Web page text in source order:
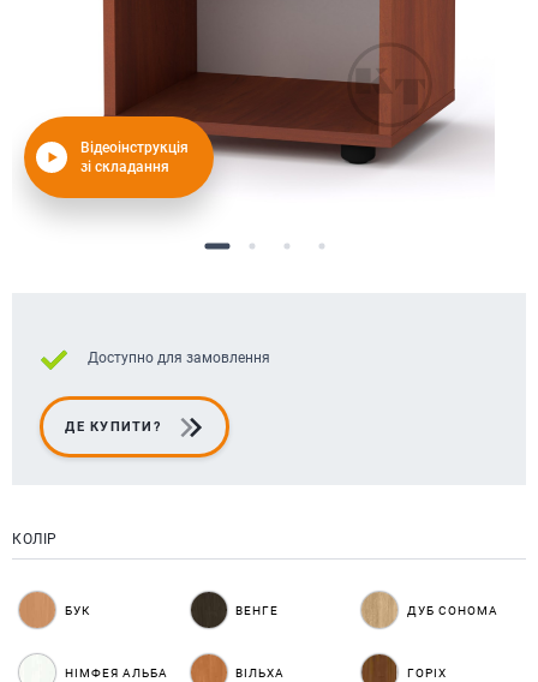
Відеоінструкція
зі складання
Доступно для замовлення
ДЕ КУПИТИ?
КОЛІР
БУК ВЕНГЕ ДУБ СОНОМА
НІМФЕЯ АЛЬБА ВІЛЬХА ГОРІХ